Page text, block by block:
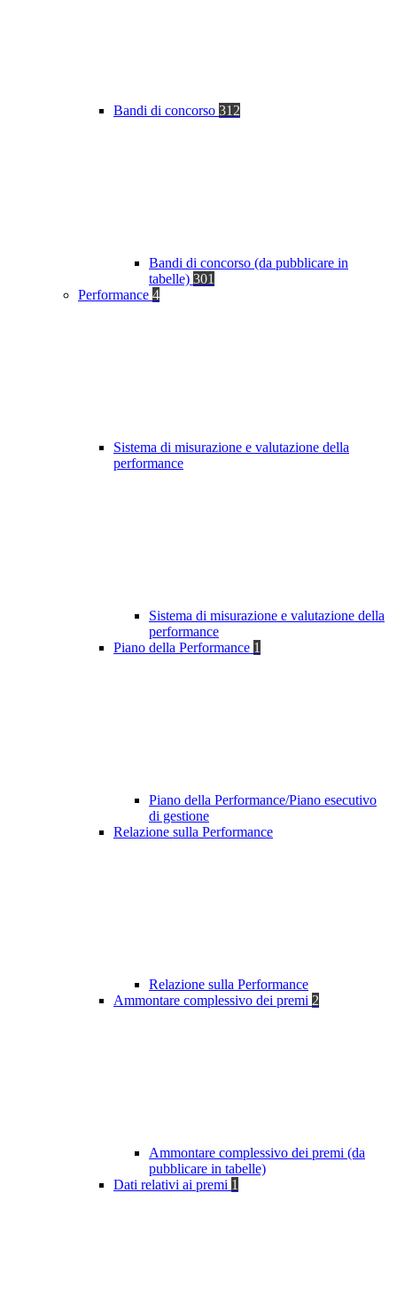
Bandi di concorso 312
Bandi di concorso (da pubblicare in
tabelle) 301
Performance 4
Sistema di misurazione e valutazione della
performance
Sistema di misurazione e valutazione della
performance
Piano della Performance 1
Piano della Performance/Piano esecutivo
di gestione
Relazione sulla Performance
Relazione sulla Performance
Ammontare complessivo dei premi 2
Ammontare complessivo dei premi (da
pubblicare in tabelle)
Dati relativi ai premi 1